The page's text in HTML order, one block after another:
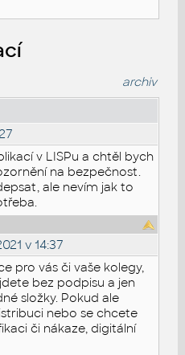
archiv
v LISPu a chtěl bych
na bezpečnost.
ale nevím jak to
v 14:37
pro vás či vaše kolegy,
bez podpisu a jen
složky. Pokud ale
nebo se chcete
či nákaze, digitální